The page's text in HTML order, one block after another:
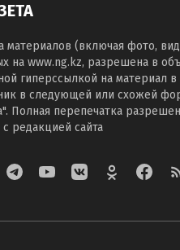
материалов (включая фото,
на www.ng.kz, разрешена в
гиперссылкой на материал
в следующей или схожей
Полная перепечатка
редакцией сайта